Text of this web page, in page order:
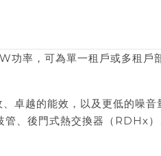
功率，可為單一租戶或多租戶
卓越的能效，以及更低的噪音
、後門式熱交換器（RDHx